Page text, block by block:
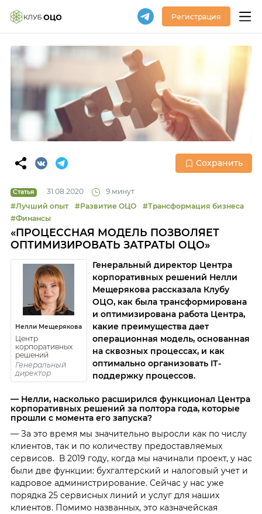
Регистрация
Сохранить
Статья 31.08.2020
9 минут
#Лучший опыт
#Развитие ОЦО
#Трансформация бизнеса
#Финансы
«ПРОЦЕССНАЯ МОДЕЛЬ ПОЗВОЛЯЕТ
ОПТИМИЗИРОВАТЬ ЗАТРАТЫ ОЦО»
Нелли Мещерякова
Центр
корпоративных
решений
Генеральный
директор
Генеральный директор Центра
корпоративных решений Нелли
Мещерякова рассказала Клубу
ОЦО, как была трансформирована
и оптимизирована работа Центра,
какие преимущества дает
операционная модель, основанная
на сквозных процессах, и как
оптимально организовать IТ-
поддержку процессов.
— Нелли, насколько расширился функционал Центра
корпоративных решений за полтора года, которые
прошли с момента его запуска?
— За это время мы значительно выросли как по числу
клиентов, так и по количеству предоставляемых
сервисов. В 2019 году, когда мы начинали проект, у нас
были две функции: бухгалтерский и налоговый учет и
кадровое администрирование. Сейчас у нас уже
порядка 25 сервисных линий и услуг для наших
клиентов. Помимо названных, это казначейская